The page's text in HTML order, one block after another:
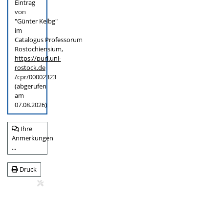
Eintrag
von
"Günter Kelbg"
im
Catalogus Professorum
Rostochiensium,
https://purl.uni-
rostock.de
/cpr/00002323
(abgerufen
am
07.08.2026)
Ihre
Anmerkungen
...
Druck